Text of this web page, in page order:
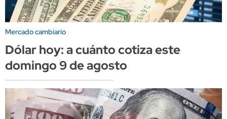
Mercado cambiario
Dólar hoy: a cuánto cotiza este
domingo 9 de agosto